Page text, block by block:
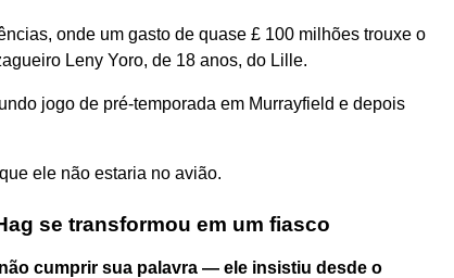
onde um gasto de quase £ 100 milhões trouxe o
Leny Yoro, de 18 anos, do Lille.
jogo de pré-temporada em Murrayfield e depois
ele não estaria no avião.
se transformou em um fiasco
cumprir sua palavra — ele insistiu desde o